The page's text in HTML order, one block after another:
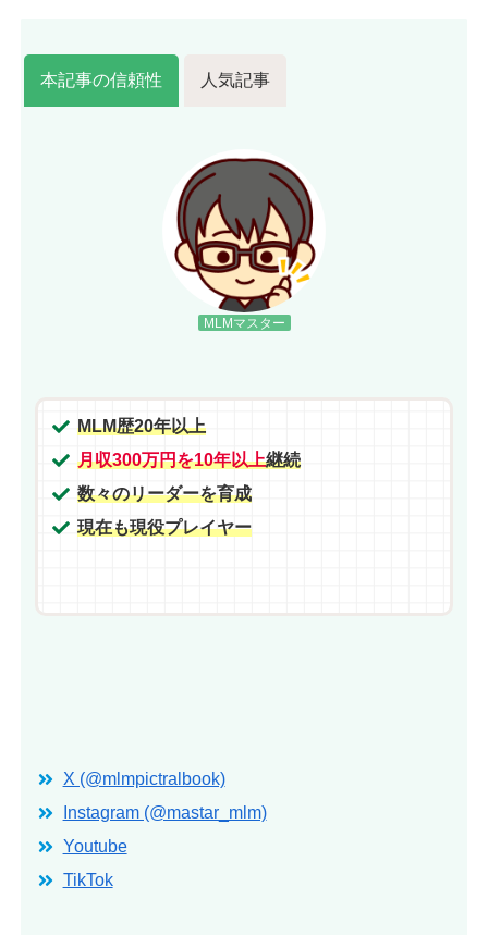
本記事の信頼性 人気記事
MLMマスター
MLM歴20年以上
月収300万円を10年以上継続
数々のリーダーを育成
現在も現役プレイヤー
X (@mlmpictralbook)
Instagram (@mastar_mlm)
Youtube
TikTok